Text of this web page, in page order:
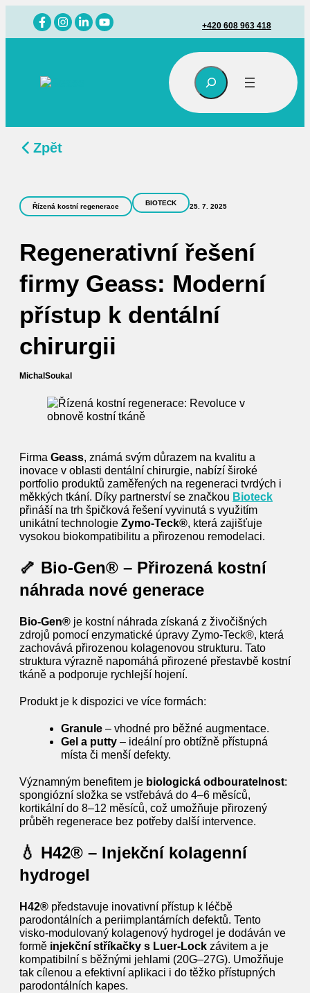
Přeskočit
obsah
+420 608 963 418
Hledat
Zpět
Řízená kostní regenerace BIOTECK 25. 7. 2025
Regenerativní řešení
firmy Geass: Moderní
přístup k dentální
chirurgii
Michal Soukal
Firma Geass, známá svým důrazem na kvalitu a
inovace v oblasti dentální chirurgie, nabízí široké
portfolio produktů zaměřených na regeneraci tvrdých i
měkkých tkání. Díky partnerství se značkou Bioteck
přináší na trh špičková řešení vyvinutá s využitím
unikátní technologie Zymo-Teck®, která zajišťuje
vysokou biokompatibilitu a přirozenou remodelaci.
🦴 Bio‑Gen® – Přirozená kostní
náhrada nové generace
Bio‑Gen® je kostní náhrada získaná z živočišných
zdrojů pomocí enzymatické úpravy Zymo‑Teck®, která
zachovává přirozenou kolagenovou strukturu. Tato
struktura výrazně napomáhá přirozené přestavbě kostní
tkáně a podporuje rychlejší hojení.
Produkt je k dispozici ve více formách:
Granule – vhodné pro běžné augmentace.
Gel a putty – ideální pro obtížně přístupná
místa či menší defekty.
Významným benefitem je biologická odbouratelnost:
spongiózní složka se vstřebává do 4–6 měsíců,
kortikální do 8–12 měsíců, což umožňuje přirozený
průběh regenerace bez potřeby další intervence.
💧 H42® – Injekční kolagenní
hydrogel
H42® představuje inovativní přístup k léčbě
parodontálních a periimplantárních defektů. Tento
visko-modulovaný kolagenový hydrogel je dodáván ve
formě injekční stříkačky s Luer-Lock závitem a je
kompatibilní s běžnými jehlami (20G–27G). Umožňuje
tak cílenou a efektivní aplikaci i do těžko přístupných
parodontálních kapes.